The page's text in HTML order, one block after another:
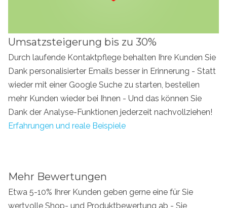
Umsatzsteigerung bis zu 30%
Durch laufende Kontaktpflege behalten Ihre Kunden Sie
Dank personalisierter Emails besser in Erinnerung - Statt
wieder mit einer Google Suche zu starten, bestellen
mehr Kunden wieder bei Ihnen - Und das können Sie
Dank der Analyse-Funktionen jederzeit nachvollziehen!
Erfahrungen und reale Beispiele
Mehr Bewertungen
Etwa 5-10% Ihrer Kunden geben gerne eine für Sie
wertvolle Shop- und Produktbewertung ab - Sie